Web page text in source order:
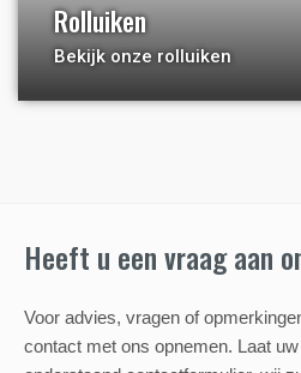
Rolluiken
Bekijk onze rolluiken
Heeft u een vraag aan
Voor advies, vragen of
contact met ons opnemen. Laat